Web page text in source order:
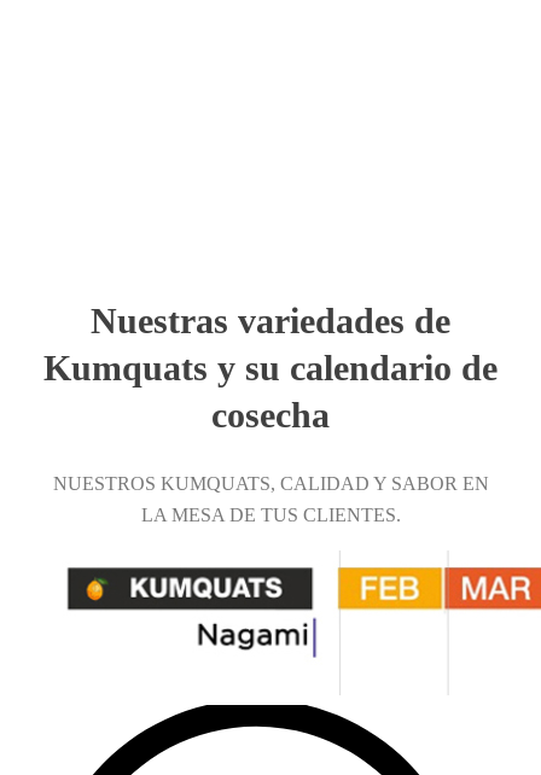
Nuestras variedades de
Kumquats y su calendario de
cosecha
NUESTROS KUMQUATS, CALIDAD Y SABOR EN
LA MESA DE TUS CLIENTES.